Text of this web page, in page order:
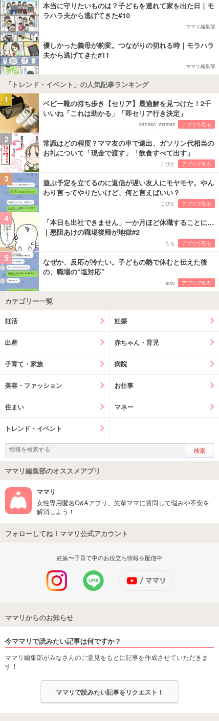
本当に守りたいものは？子どもを連れて家を出た日｜モ
ラハラ夫から逃げてきた#10
ママリ編集部
優しかった義母が豹変。つながりの切れる時｜モラハラ
夫から逃げてきた#11
ママリ編集部
「トレンド・イベント」の人気記事ランキング
1
ベビー靴の持ち歩き【セリア】最適解を見つけた！2千
いいね「これは助かる」「即セリア行き決定」
kanako_mamari アプリで見る
2
常識はどの程度？ママ友の車で遠出、ガソリン代相当の
お礼について「現金で渡す」「飲食すべて出す」
こびと アプリで見る
3
遊ぶ予定を立てるのに返信が遅い友人にモヤモヤ。やん
わり言ってやりたいけど、何と言えばいい？
こびと アプリで見る
4
「本日も出社できません」一か月ほど休職することに…
｜悪阻あけの職場復帰が地獄#2
もも アプリで見る
5
なぜか、反応が冷たい。子どもの熱で休むと伝えた後
の、職場の“塩対応”
ume アプリで見る
カテゴリー一覧
妊活 妊娠
出産 赤ちゃん・育児
子育て・家族 病院
美容・ファッション お仕事
住まい マネー
トレンド・イベント
ママリ編集部のオススメアプリ
ママリ
女性専用匿名Q&Aアプリ。先輩ママに質問して悩みや不安を
解消しよう！
フォローしてね！ママリ公式アカウント
妊娠〜子育て中のお役立ち情報を配信中
ママリからのお知らせ
今ママリで読みたい記事は何ですか？
ママリ編集部がみなさんのご意見をもとに記事を作成させていただきま
す！
ママリで読みたい記事をリクエスト！